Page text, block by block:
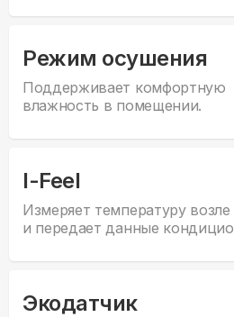
Режим осушения
Поддерживает комфортную
влажность в помещении.
I-Feel
Измеряет температуру возле
и передает данные
Экодатчик